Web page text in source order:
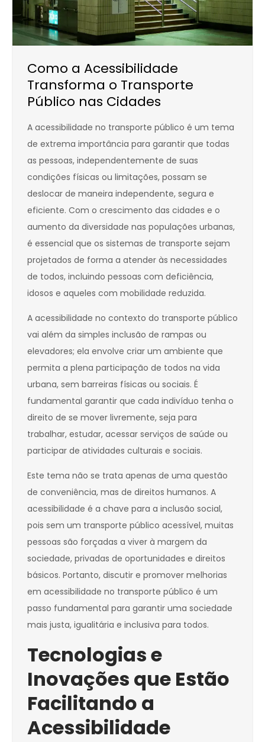
Como a Acessibilidade
Transforma o Transporte
Público nas Cidades
A acessibilidade no transporte público é um tema
de extrema importância para garantir que todas
as pessoas, independentemente de suas
condições físicas ou limitações, possam se
deslocar de maneira independente, segura e
eficiente. Com o crescimento das cidades e o
aumento da diversidade nas populações urbanas,
é essencial que os sistemas de transporte sejam
projetados de forma a atender às necessidades
de todos, incluindo pessoas com deficiência,
idosos e aqueles com mobilidade reduzida.
A acessibilidade no contexto do transporte público
vai além da simples inclusão de rampas ou
elevadores; ela envolve criar um ambiente que
permita a plena participação de todos na vida
urbana, sem barreiras físicas ou sociais. É
fundamental garantir que cada indivíduo tenha o
direito de se mover livremente, seja para
trabalhar, estudar, acessar serviços de saúde ou
participar de atividades culturais e sociais.
Este tema não se trata apenas de uma questão
de conveniência, mas de direitos humanos. A
acessibilidade é a chave para a inclusão social,
pois sem um transporte público acessível, muitas
pessoas são forçadas a viver à margem da
sociedade, privadas de oportunidades e direitos
básicos. Portanto, discutir e promover melhorias
em acessibilidade no transporte público é um
passo fundamental para garantir uma sociedade
mais justa, igualitária e inclusiva para todos.
Tecnologias e
Inovações que Estão
Facilitando a
Acessibilidade